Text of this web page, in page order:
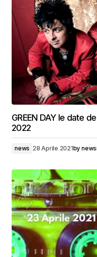
GREEN DAY le date
2022
news 28 Aprile 2021by